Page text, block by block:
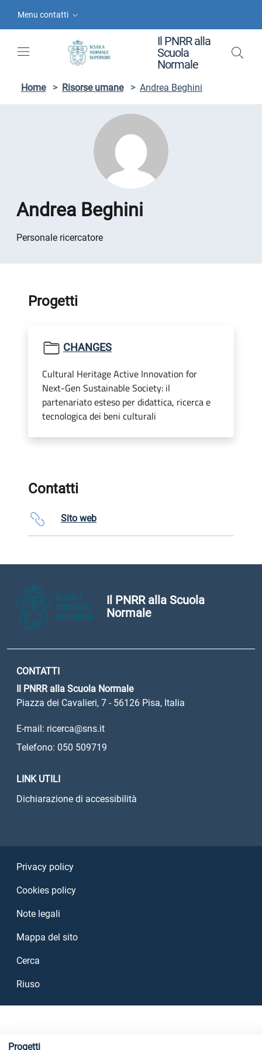
Menu contatti
Il PNRR alla
Scuola
Normale
Home > Risorse umane > Andrea Beghini
Andrea Beghini
Personale ricercatore
Progetti
Progetti
CHANGES
Cultural Heritage Active Innovation for
Next-Gen Sustainable Society: il
partenariato esteso per didattica, ricerca e
tecnologica dei beni culturali
Contatti
Sito web
Il PNRR alla Scuola
Normale
CONTATTI
Il PNRR alla Scuola Normale
Piazza dei Cavalieri, 7 - 56126 Pisa, Italia
E-mail: ricerca@sns.it
Telefono: 050 509719
LINK UTILI
Dichiarazione di accessibilità
Privacy policy
Cookies policy
Note legali
Mappa del sito
Cerca
Riuso